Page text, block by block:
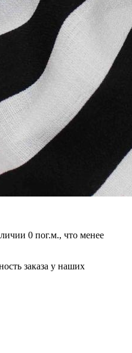
0 пог.м., что менее
заказа у наших